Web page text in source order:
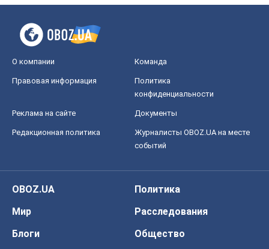
О компании Команда
Правовая информация
Политика
конфиденциальности
Реклама на сайте Документы
Редакционная политика
Журналисты OBOZ.UA на месте
событий
OBOZ.UA
Политика
Мир
Расследования
Блоги
Общество